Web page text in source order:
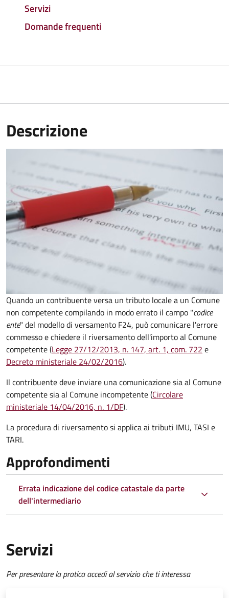
Servizi
Domande frequenti
Descrizione
Quando un contribuente versa un tributo locale a un Comune
non competente compilando in modo errato il campo "codice
ente" del modello di versamento F24, può comunicare l'errore
commesso e chiedere il riversamento dell'importo al Comune
competente (Legge 27/12/2013, n. 147, art. 1, com. 722 e
Decreto ministeriale 24/02/2016).
Il contribuente deve inviare una comunicazione sia al Comune
competente sia al Comune incompetente (Circolare
ministeriale 14/04/2016, n. 1/DF).
La procedura di riversamento si applica ai tributi IMU, TASI e
TARI.
Approfondimenti
Errata indicazione del codice catastale da parte
dell'intermediario
Servizi
Per presentare la pratica accedi al servizio che ti interessa